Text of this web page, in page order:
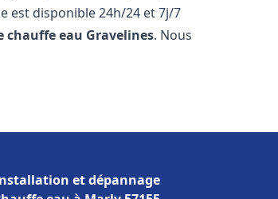
est disponible 24h/24 et 7j/7
chauffe eau Gravelines. Nous
et dépannage